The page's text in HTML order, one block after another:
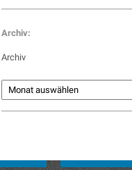
Archiv:
Archiv